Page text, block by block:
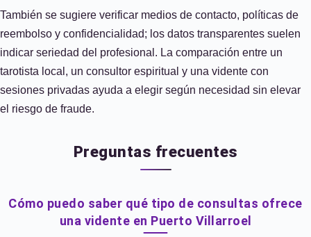
También se sugiere verificar medios de contacto, políticas de
reembolso y confidencialidad; los datos transparentes suelen
indicar seriedad del profesional. La comparación entre un
tarotista local, un consultor espiritual y una vidente con
sesiones privadas ayuda a elegir según necesidad sin elevar
el riesgo de fraude.
Preguntas frecuentes
Cómo puedo saber qué tipo de consultas ofrece
una vidente en Puerto Villarroel